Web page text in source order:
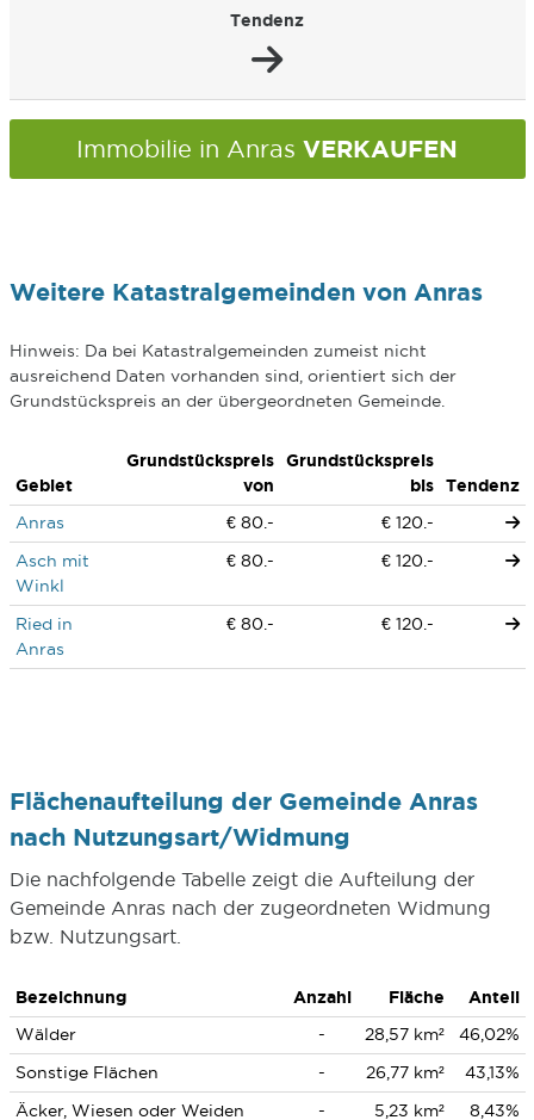
Tendenz
Immobilie in Anras VERKAUFEN
Weitere Katastralgemeinden von Anras
Hinweis: Da bei Katastralgemeinden zumeist nicht
ausreichend Daten vorhanden sind, orientiert sich der
Grundstückspreis an der übergeordneten Gemeinde.
Gebiet
Grundstückspreis
von
Grundstückspreis
bis
Tendenz
Anras
€ 80.-
€ 120.-
Asch mit
Winkl
€ 80.- € 120.-
Ried in
Anras
€ 80.- € 120.-
Flächenaufteilung der Gemeinde Anras
nach Nutzungsart/Widmung
Die nachfolgende Tabelle zeigt die Aufteilung der
Gemeinde Anras nach der zugeordneten Widmung
bzw. Nutzungsart.
Bezeichnung Anzahl Fläche
Anteil
Wälder
- 28,57 km²
46,02%
Sonstige Flächen
- 26,77 km²
43,13%
Äcker, Wiesen oder Weiden
- 5,23 km² 8,43%